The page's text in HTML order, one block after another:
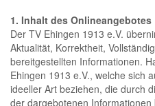
1. Inhalt des Onlineangebotes
Der TV Ehingen 1913 e.V.
Aktualität, Korrektheit,
bereitgestellten Informationen.
Ehingen 1913 e.V., welche sich
ideeller Art beziehen, die durch
der dargebotenen Informationen